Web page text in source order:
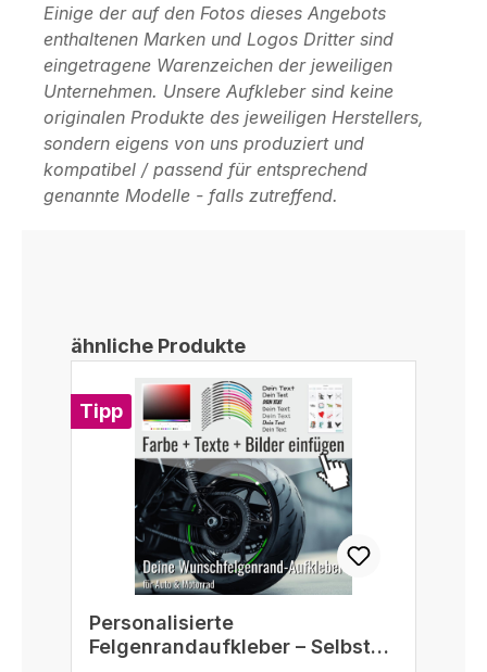
Einige der auf den Fotos dieses Angebots
enthaltenen Marken und Logos Dritter sind
eingetragene Warenzeichen der jeweiligen
Unternehmen. Unsere Aufkleber sind keine
originalen Produkte des jeweiligen Herstellers,
sondern eigens von uns produziert und
kompatibel / passend für entsprechend
genannte Modelle - falls zutreffend.
Produktgalerie überspringen
ähnliche Produkte
Tipp
Personalisierte
Felgenrandaufkleber – Selbst